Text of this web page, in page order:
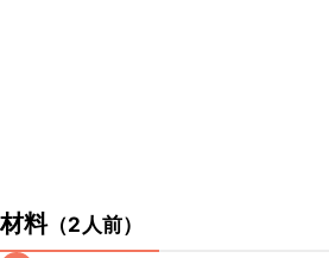
材料（2人前）